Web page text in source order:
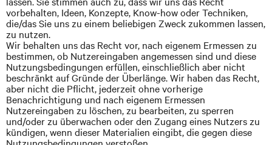
vorbehalten, Ideen, Konzepte, Know-how oder Techniken,
die/das Sie uns zu einem beliebigen Zweck zukommen lassen,
zu nutzen.
Wir behalten uns das Recht vor, nach eigenem Ermessen zu
bestimmen, ob Nutzereingaben angemessen sind und diese
Nutzungsbedingungen erfüllen, einschließlich aber nicht
beschränkt auf Gründe der Überlänge. Wir haben das Recht,
aber nicht die Pflicht, jederzeit ohne vorherige
Benachrichtigung und nach eigenem Ermessen
Nutzereingaben zu löschen, zu bearbeiten, zu sperren
und/oder zu überwachen oder den Zugang eines Nutzers zu
kündigen, wenn dieser Materialien eingibt, die gegen diese